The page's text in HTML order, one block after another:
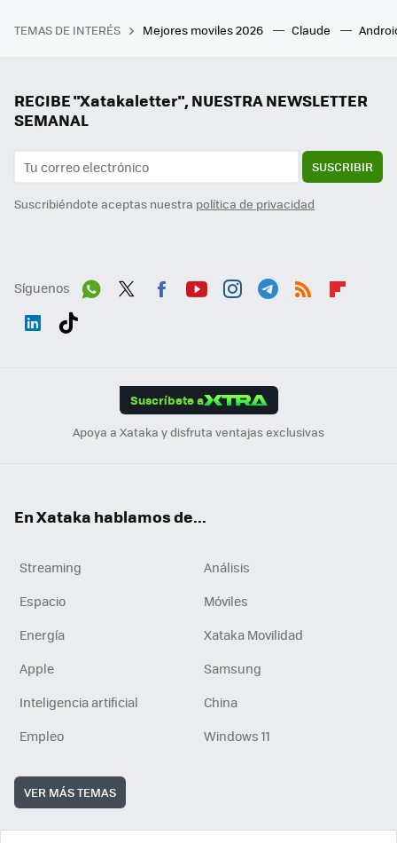
TEMAS DE INTERÉS Mejores moviles 2026 Claude
RECIBE "Xatakaletter", NUESTRA NEWSLETTER
SEMANAL
SUSCRIBIR
Suscribiéndote aceptas nuestra política de privacidad
Síguenos
Suscríbete a
Apoya a Xataka y disfruta ventajas exclusivas
En Xataka hablamos de...
Streaming
Análisis
Espacio
Móviles
Energía
Xataka Movilidad
Apple
Samsung
Inteligencia artificial
China
Empleo
Windows 11
VER MÁS TEMAS